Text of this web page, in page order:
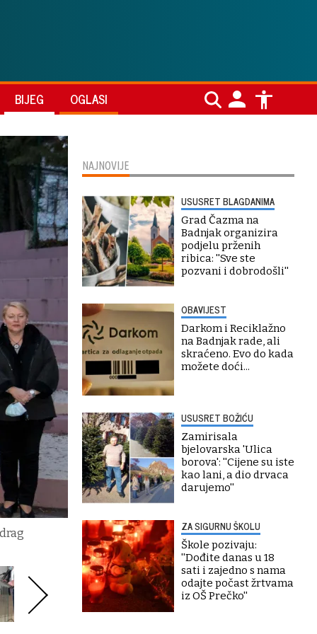
BIJEG OGLASI
NAJNOVIJE
USUSRET BLAGDANIMA
Grad Čazma na
Badnjak organizira
podjelu prženih
ribica: ''Sve ste
pozvani i dobrodošli''
OBAVIJEST
Darkom i Reciklažno
na Badnjak rade, ali
skraćeno. Evo do kada
možete doći...
USUSRET BOŽIĆU
Zamirisala
bjelovarska 'Ulica
borova': ''Cijene su iste
kao lani, a dio drvaca
darujemo''
ZA SIGURNU ŠKOLU
Škole pozivaju:
''Dođite danas u 18
sati i zajedno s nama
odajte počast žrtvama
iz OŠ Prečko''